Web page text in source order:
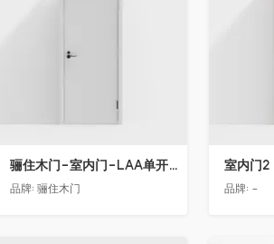
骊住木门-室内门-LAA单开门-YY漆白色
品牌:骊住木门
室内门2
品牌: -